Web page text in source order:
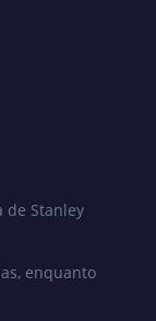
de Stanley
enquanto